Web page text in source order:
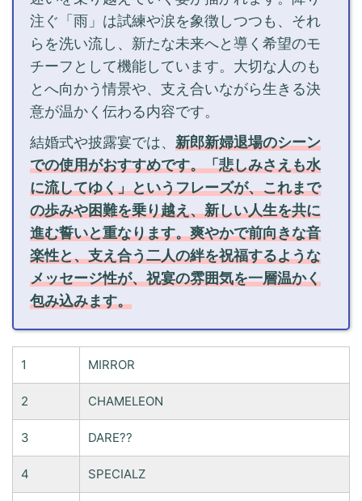
注ぐ「雨」は試練や涙を象徴しつつも、それ
らを洗い流し、新たな未来へと導く希望のモ
チーフとして機能しています。大切な人のも
とへ向かう情景や、支え合いながら生きる決
意が温かく伝わる内容です。
結婚式や披露宴では、 新郎新婦退場のシーン
での使用がおすすめです。「悲しみさえも水
に流してゆく」というフレーズが、これまで
の歩みや困難を乗り越え、新しい人生を共に
進む誓いと重なります。爽やかで前向きな音
楽性と、支え合う二人の絆を祝福するような
メッセージ性が、祝宴の雰囲気を一層温かく
包み込みます。
1 MIRROR
2 CHAMELEON
3 DARE??
4 SPECIALZ